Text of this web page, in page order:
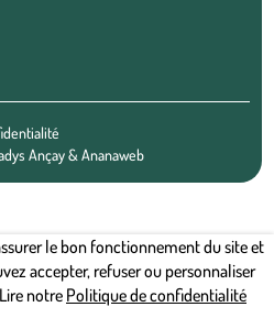
Ançay&Ananaweb
le bon fonctionnement du site et
accepter, refuser ou personnaliser
notre Politique de confidentialité